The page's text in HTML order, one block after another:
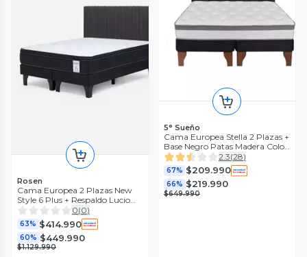
Rosen
Cama Europea 2 Plazas New
Style 6 Plus + Respaldo Lucio
Grafito
0(0)
63% $414.990
60% $449.990
$1.129.990
5° Sueño
Cama Europea Stella 2 Plazas +
Base Negro Patas Madera Color
Caoba + Respaldo Lino Tubular
Negro
2.3(28)
67% $209.990
66% $219.990
$649.990